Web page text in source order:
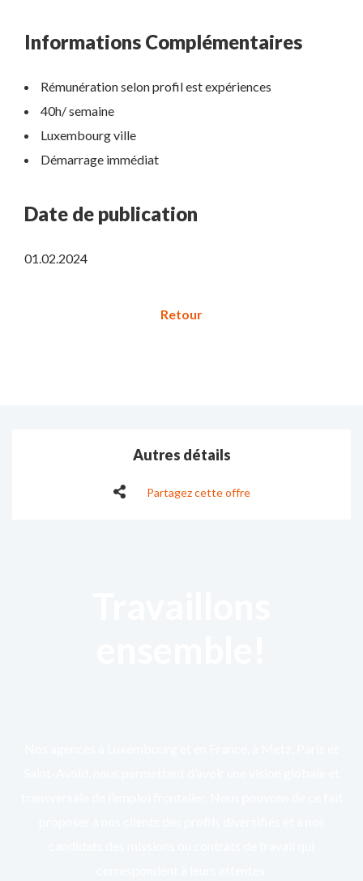
Informations Complémentaires
Rémunération selon profil est expériences
40h/ semaine
Luxembourg ville
Démarrage immédiat
Date de publication
01.02.2024
Autres détails
Partagez cette offre